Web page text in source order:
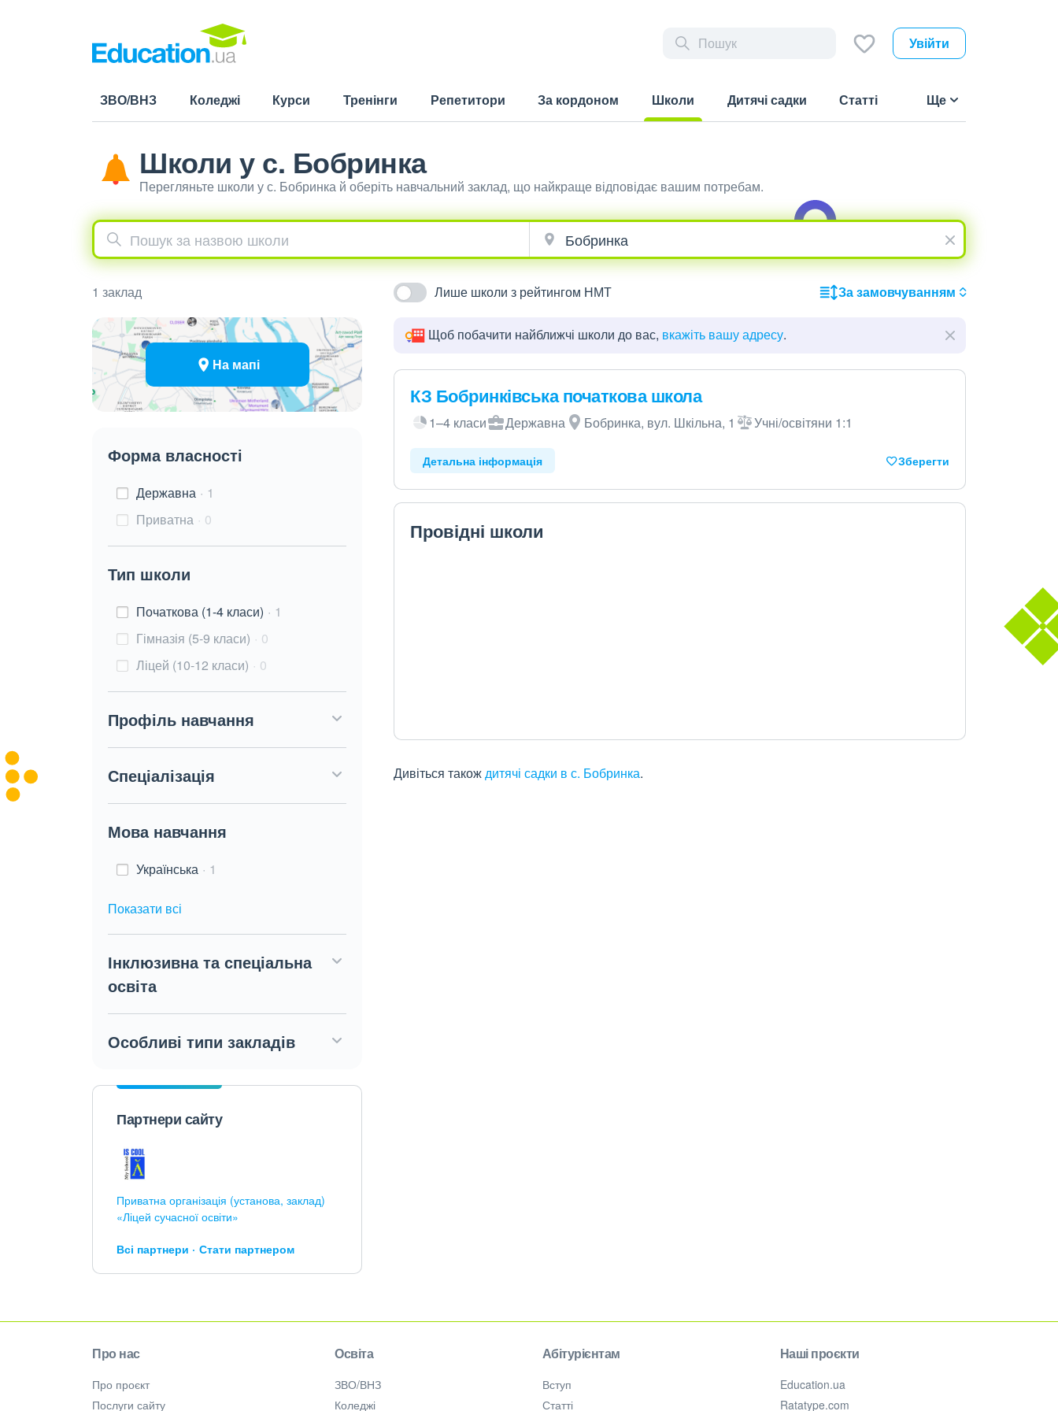
Увійти
ЗВО/ВНЗ Коледжі Курси Тренінги Репетитори За кордоном
Школи
Дитячі садки Статті Ще
Школи у с. Бобринка
Перегляньте школи у с. Бобринка й оберіть навчальний заклад, що найкраще відповідає вашим потребам.
1 заклад Лише школи з рейтингом НМТ За замовчуванням
На мапі
Форма власності
Державна
1
Приватна
0
Тип школи
Початкова (1-4 класи)
1
Гімназія (5-9 класи)
0
Ліцей (10-12 класи)
0
Профіль навчання
Спеціалізація
Мова навчання
Українська 1
Показати всі
Інклюзивна та спеціальна
освіта
Особливі типи закладів
Партнери сайту
Приватна організація (установа, заклад)
«Ліцей сучасної освіти»
Всі партнери Стати партнером
Щоб побачити найближчі школи до вас, вкажіть вашу адресу.
КЗ Бобринківська початкова школа
1–4 класи Державна Бобринка, вул. Шкільна, 1 Учні/освітяни 1:1
Детальна інформація Зберегти
Провідні школи
Дивіться такождитячі садки в с. Бобринка.
Про нас
Про проєкт
Послуги сайту
Освіта
ЗВО/ВНЗ
Коледжі
Абітурієнтам
Вступ
Статті
Наші проєкти
Education.ua
Ratatype.com